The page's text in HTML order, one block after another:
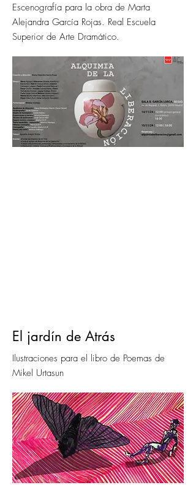
Escenografía para la obra de Marta
Alejandra García Rojas. Real Escuela
Superior de Arte Dramático.
El jardín de Atrás
Ilustraciones para el libro de Poemas de
Mikel Urtasun